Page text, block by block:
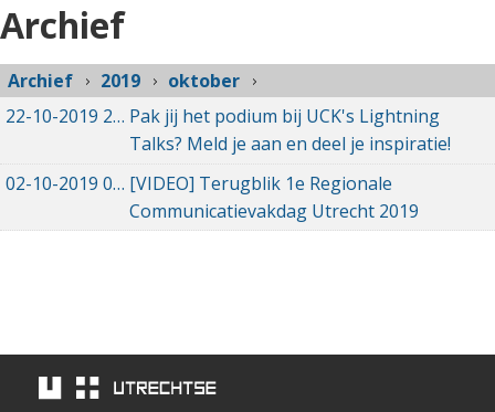
Archief
Archief 2019
oktober
22-10-2019 22-10-2019 13:56
Pak jij het podium bij UCK's Lightning
Talks? Meld je aan en deel je inspiratie!
02-10-2019 02-10-2019 23:02
[VIDEO] Terugblik 1e Regionale
Communicatievakdag Utrecht 2019